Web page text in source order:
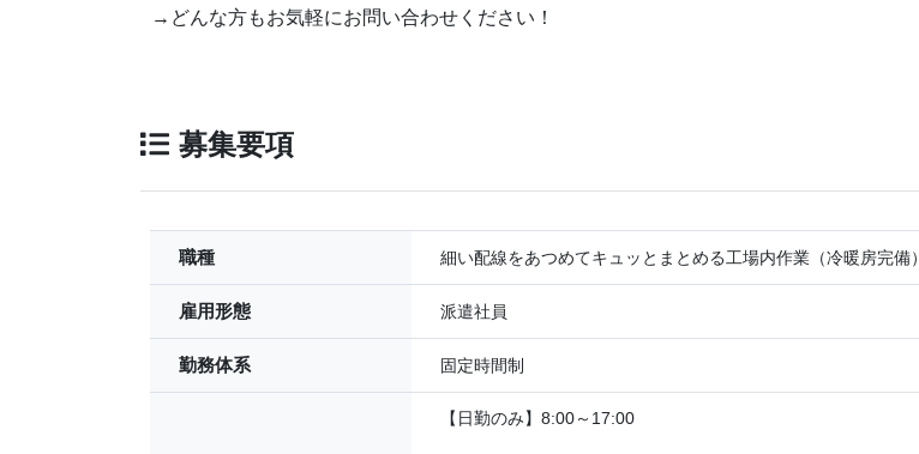
→どんな方もお気軽にお問い合わせください！
募集要項
職種 細い配線をあつめてキュッとまとめる工場内作業（冷暖房完備）
雇用形態 派遣社員
勤務体系 固定時間制
【日勤のみ】8:00～17:00